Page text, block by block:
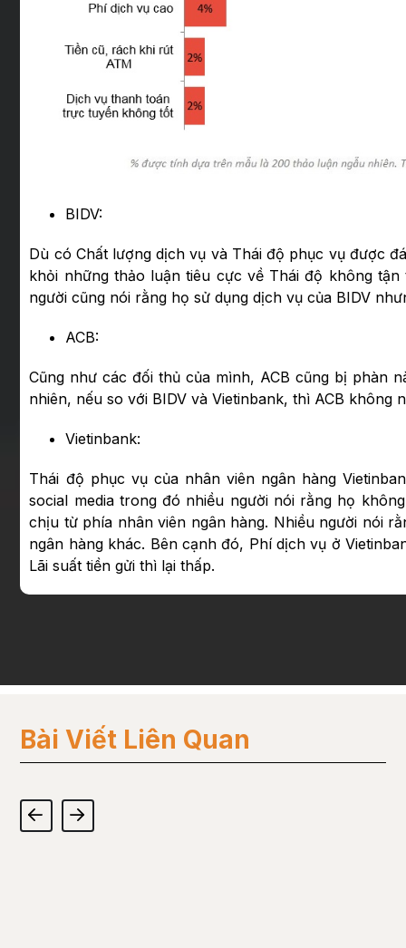
BIDV:
Dù có Chất lượng dịch vụ và Thái độ phục vụ được
khỏi những thảo luận tiêu cực về Thái độ không
người cũng nói rằng họ sử dụng dịch vụ của BIDV
ACB:
Cũng như các đối thủ của mình, ACB cũng bị phàn
nhiên, nếu so với BIDV và Vietinbank, thì ACB
Vietinbank:
Thái độ phục vụ của nhân viên ngân hàng
social media trong đó nhiều người nói rằng họ
chịu từ phía nhân viên ngân hàng. Nhiều người nói
ngân hàng khác. Bên cạnh đó, Phí dịch vụ ở
Lãi suất tiền gửi thì lại thấp.
Bài Viết Liên Quan